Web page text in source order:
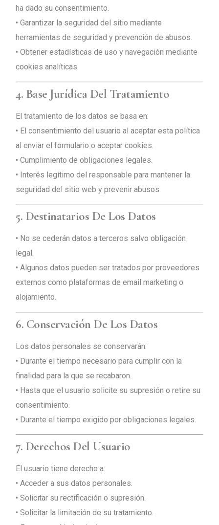
ha dado su consentimiento.
• Garantizar la seguridad del sitio mediante
herramientas de seguridad y prevención de abusos.
• Obtener estadísticas de uso y navegación mediante
cookies analíticas.
4. Base Jurídica Del Tratamiento
El tratamiento de los datos se basa en:
• El consentimiento del usuario al aceptar esta política
al enviar el formulario o aceptar cookies.
• Cumplimiento de obligaciones legales.
• Interés legítimo del responsable para mantener la
seguridad del sitio web y prevenir abusos.
5. Destinatarios De Los Datos
• No se cederán datos a terceros salvo obligación
legal.
• Algunos datos pueden ser tratados por proveedores
externos como plataformas de email marketing o
alojamiento.
6. Conservación De Los Datos
Los datos personales se conservarán:
• Durante el tiempo necesario para cumplir con la
finalidad para la que se recabaron.
• Hasta que el usuario solicite su supresión o retire su
consentimiento.
• Durante el tiempo exigido por obligaciones legales.
7. Derechos Del Usuario
El usuario tiene derecho a:
• Acceder a sus datos personales.
• Solicitar su rectificación o supresión.
• Solicitar la limitación de su tratamiento.